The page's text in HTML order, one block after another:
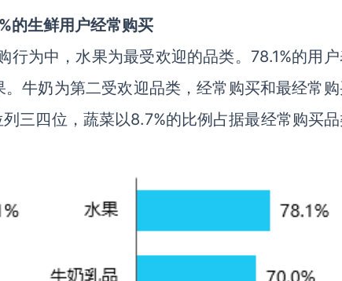
的生鲜用户经常购买
为中，水果为最受欢迎的品类。78.1%的用
牛奶为第二受欢迎品类，经常购买和最经常
三四位，蔬菜以8.7%的比例占据最经常购买